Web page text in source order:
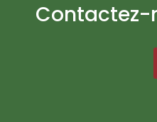
Contactez-